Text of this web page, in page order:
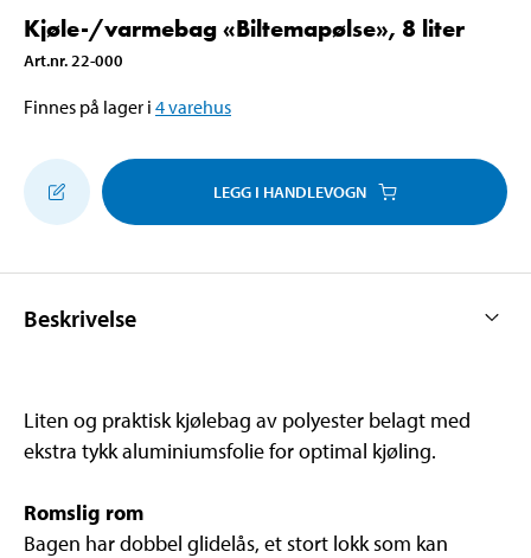
Kjøle-/varmebag «Biltemapølse», 8 liter
Art.nr. 22-000
Finnes på lager i 4varehus
LEGG I HANDLEVOGN
Beskrivelse
Liten og praktisk kjølebag av polyester belagt med
ekstra tykk aluminiumsfolie for optimal kjøling.
Romslig rom
Bagen har dobbel glidelås, et stort lokk som kan